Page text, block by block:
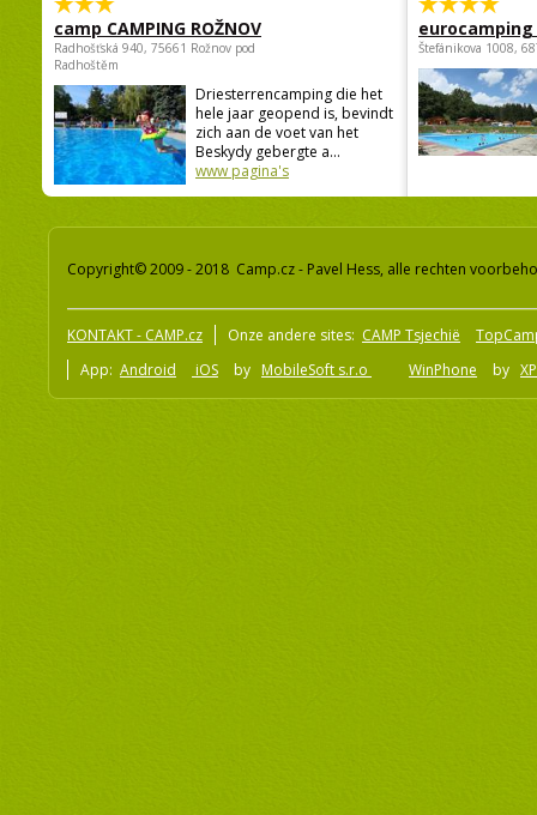
camp CAMPING ROŽNOV
Radhošťská 940, 75661 Rožnov pod
Radhoštěm
Driesterrencamping die het
hele jaar geopend is, bevindt
zich aan de voet van het
Beskydy gebergte a...
www pagina's
Štefánikova 1008,
Copyright© 2009 - 2018 Camp.cz - Pavel Hess, alle rechten
KONTAKT - CAMP.cz Onze andere sites: CAMP Tsjechië
App: Android iOS by MobileSoft s.r.o WinPhone by